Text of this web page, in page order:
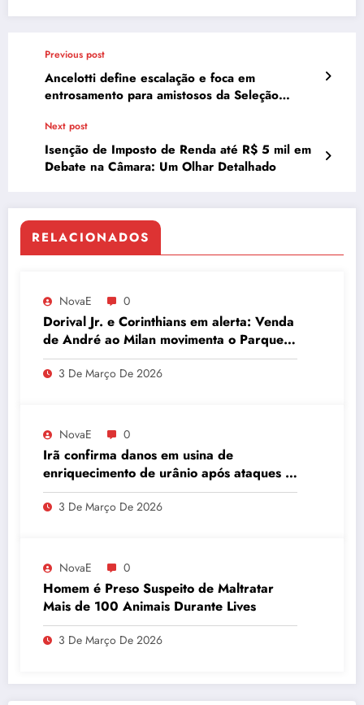
Previous post
Ancelotti define escalação e foca em
entrosamento para amistosos da Seleção
Next post
Isenção de Imposto de Renda até R$ 5 mil em
Debate na Câmara: Um Olhar Detalhado
RELACIONADOS
NovaE 0
Dorival Jr. e Corinthians em alerta: Venda
de André ao Milan movimenta o Parque
São Jorge
3 De Março De 2026
NovaE 0
Irã confirma danos em usina de
enriquecimento de urânio após ataques e
embaixador evita detalhes sobre
quantidade de urânio enriquecido
3 De Março De 2026
NovaE 0
Homem é Preso Suspeito de Maltratar
Mais de 100 Animais Durante Lives
3 De Março De 2026